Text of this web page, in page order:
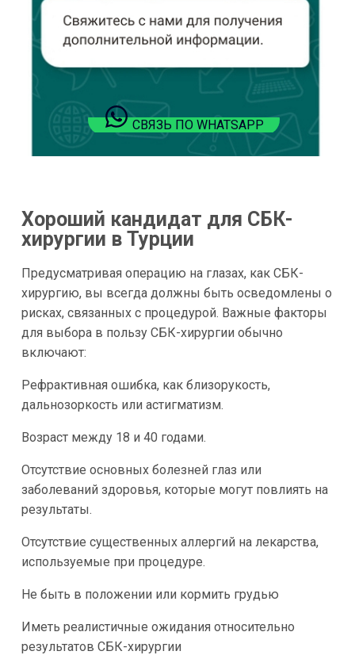
СВЯЗЬ ПО WHATSAPP
Хороший кандидат для СБК-
хирургии в Турции
Предусматривая операцию на глазах, как СБК-
хирургию, вы всегда должны быть осведомлены о
рисках, связанных с процедурой. Важные факторы
для выбора в пользу СБК-хирургии обычно
включают:
Рефрактивная ошибка, как близорукость,
дальнозоркость или астигматизм.
Возраст между 18 и 40 годами.
Отсутствие основных болезней глаз или
заболеваний здоровья, которые могут повлиять на
результаты.
Отсутствие существенных аллергий на лекарства,
используемые при процедуре.
Не быть в положении или кормить грудью
Иметь реалистичные ожидания относительно
результатов СБК-хирургии